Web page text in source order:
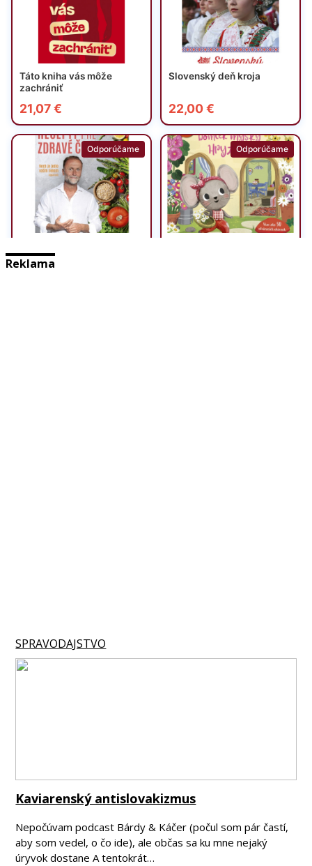
Reklama
SPRAVODAJSTVO
Kaviarenský antislovakizmus
Nepočúvam podcast Bárdy & Káčer (počul som pár častí,
aby som vedel, o čo ide), ale občas sa ku mne nejaký
úryvok dostane A tentokrát…